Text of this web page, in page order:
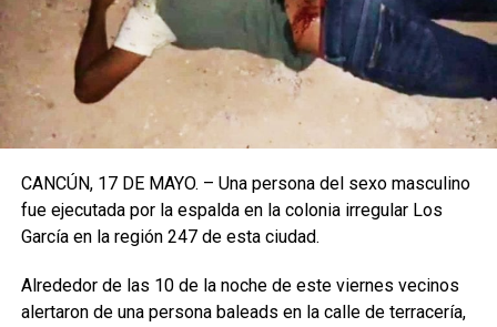
CANCÚN, 17 DE MAYO. – Una persona del sexo masculino
fue ejecutada por la espalda en la colonia irregular Los
García en la región 247 de esta ciudad.
Alrededor de las 10 de la noche de este viernes vecinos
alertaron de una persona baleads en la calle de terracería,